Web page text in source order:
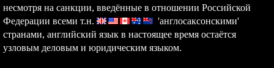
несмотря на санкции, введённые в отношении Российской
Федерации всеми т.н.
'англосаксонскими'
странами, английский язык в настоящее время остаётся
узловым деловым и юридическим языком.